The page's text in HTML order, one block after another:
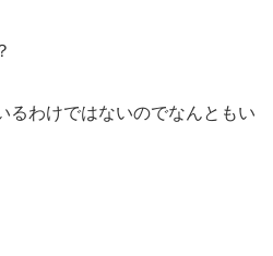
るわけではないのでなんともい